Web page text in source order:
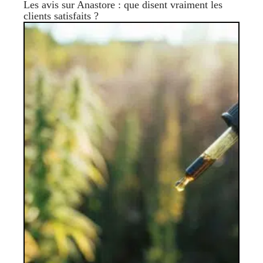
Les avis sur Anastore : que disent vraiment les
clients satisfaits ?